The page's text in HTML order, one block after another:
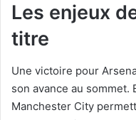
Les enjeux
titre
Une victoire pour
son avance au
Manchester City